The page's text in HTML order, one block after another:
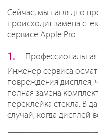
Сейчас, мы наглядно
происходит замена
сервисе Apple Pro.
Инженер сервиса
повреждения дисплея,
полная замена
переклейка стекла. В
случай, когда дисплей